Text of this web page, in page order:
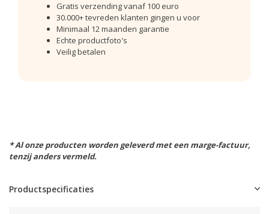
Gratis verzending vanaf 100 euro
30.000+ tevreden klanten gingen u voor
Minimaal 12 maanden garantie
Echte productfoto's
Veilig betalen
* Al onze producten worden geleverd met een marge-factuur,
tenzij anders vermeld.
Productspecificaties